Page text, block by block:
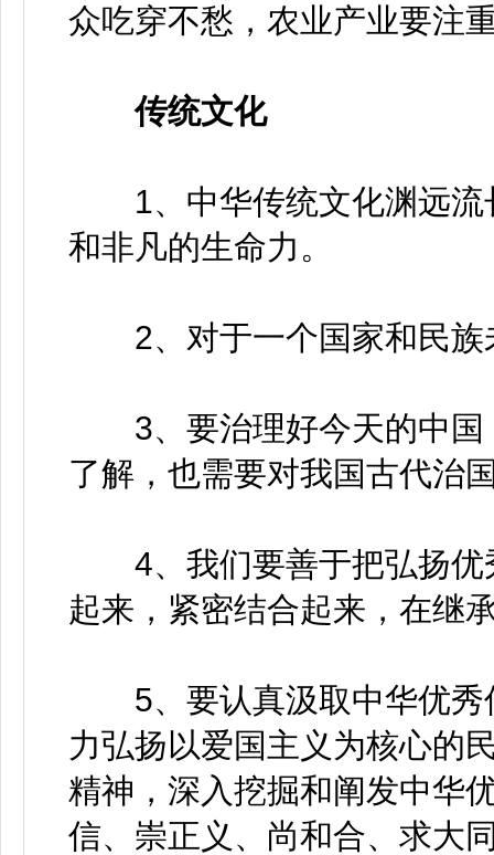
众吃穿不愁，农业产业要注
传统文化
1、中华传统文化渊远流
和非凡的生命力。
2、对于一个国家和民族
3、要治理好今天的中国
了解，也需要对我国古代治
4、我们要善于把弘扬优
起来，紧密结合起来，在继
5、要认真汲取中华优秀
力弘扬以爱国主义为核心的
精神，深入挖掘和阐发中华
信、崇正义、尚和合、求大